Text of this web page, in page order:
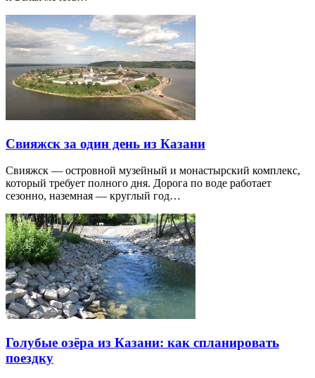
Свияжск за один день из Казани
Свияжск — островной музейный и монастырский комплекс,
который требует полного дня. Дорога по воде работает
сезонно, наземная — круглый год…
Голубые озёра из Казани: как спланировать
поездку